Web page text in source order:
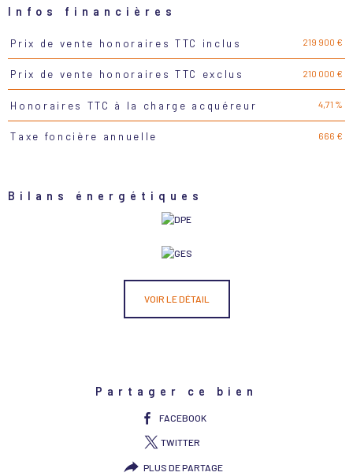
Infos financières
Caractéristiques Valeurs
Prix de vente honoraires TTC inclus 219 900 €
Prix de vente honoraires TTC exclus 210 000 €
Honoraires TTC à la charge acquéreur 4,71 %
Taxe foncière annuelle 666 €
Bilans énergétiques
VOIR LE DÉTAIL
Partager ce bien
FACEBOOK
TWITTER
PLUS DE PARTAGE